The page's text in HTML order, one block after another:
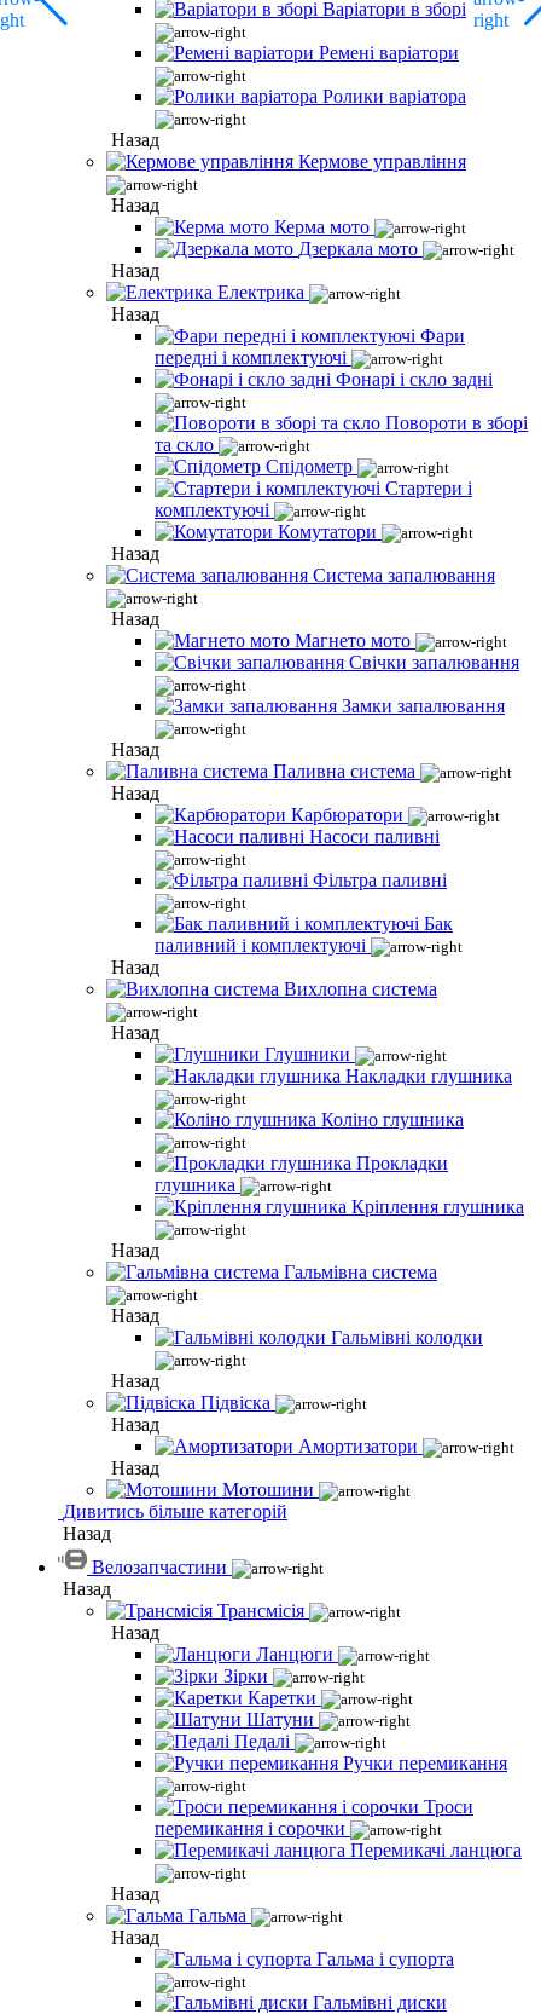
Варіатори в зборі
Ремені варіатори
Ролики варіатора
Назад
Кермове управління
Назад
Керма мото
Дзеркала мото
Назад
Електрика
Назад
Фари
передні і комплектуючі
Фонарі і скло задні
Повороти в зборі
та скло
Спідометр
Стартери і
комплектуючі
Комутатори
Назад
Система запалювання
Назад
Магнето мото
Свічки запалювання
Замки запалювання
Назад
Паливна система
Назад
Карбюратори
Насоси паливні
Фільтра паливні
Бак
паливний і комплектуючі
Назад
Вихлопна система
Назад
Глушники
Накладки глушника
Коліно глушника
Прокладки
глушника
Кріплення глушника
Назад
Гальмівна система
Назад
Гальмівні колодки
Назад
Підвіска
Назад
Амортизатори
Назад
Мотошини
Дивитись більше категорій
Назад
Велозапчастини
Назад
Трансмісія
Назад
Ланцюги
Зірки
Каретки
Шатуни
Педалі
Ручки перемикання
Троси
перемикання і сорочки
Перемикачі ланцюга
Назад
Гальма
Назад
Гальма і супорта
Гальмівні диски